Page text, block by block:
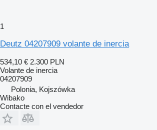
1
Deutz 04207909 volante de inercia
534,10 € 2.300 PLN
Volante de inercia
04207909
Polonia, Kojszówka
Wibako
Contacte con el vendedor